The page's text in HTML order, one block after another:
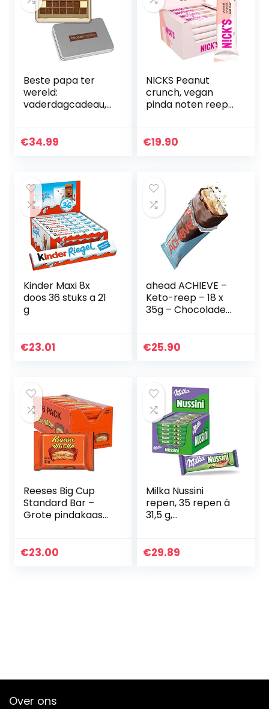
Beste papa ter
wereld:
vaderdagcadeau,
vader, vader,
€34.99
NICKS Peanut
crunch, vegan
pinda noten reep
toegevoegde
€19.90
Kinder Maxi 8x
doos 36 stuks a 21
g
€23.01
ahead ACHIEVE –
Keto-reep – 18 x
35g – Chocolade-
amandelen en
suikers – low carb
versnaperingen
€25.90
Reeses Big Cup
Standard Bar –
Grote pindakaas
€23.00
Milka Nussini
repen, 35 repen à
31,5 g,
chocoladecoating
€29.89
Over ons